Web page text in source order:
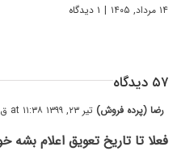
۱۴ مرداد, ۱۴۰۵ | ۱ دیدگاه
۵۷ دیدگاه
رضا (پرده فروش) تیر ۲۳, ۱۳۹۹ at ۱۱:۳۸ ق٫ظ
فعلا تا تاریخ تعویق اعلام